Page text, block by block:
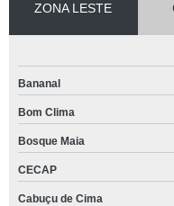
ZONA LESTE
Bananal
Bom Clima
Bosque Maia
CECAP
Cabuçu de Cima